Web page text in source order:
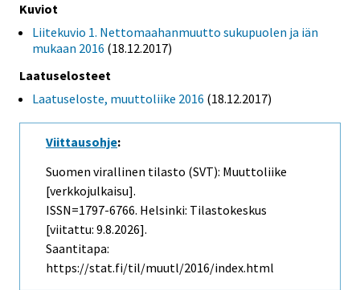
Kuviot
Liitekuvio 1. Nettomaahanmuutto sukupuolen ja iän
mukaan 2016 (18.12.2017)
Laatuselosteet
Laatuseloste, muuttoliike 2016 (18.12.2017)
Viittausohje:
Suomen virallinen tilasto (SVT): Muuttoliike
[verkkojulkaisu].
ISSN=1797-6766. Helsinki: Tilastokeskus
[viitattu: 9.8.2026].
Saantitapa:
https://stat.fi/til/muutl/2016/index.html